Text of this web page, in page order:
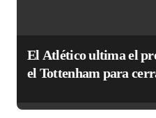
El Atlético ultima el
el Tottenham para